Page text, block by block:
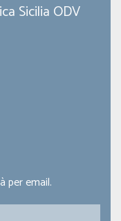
Sicilia ODV
per email.